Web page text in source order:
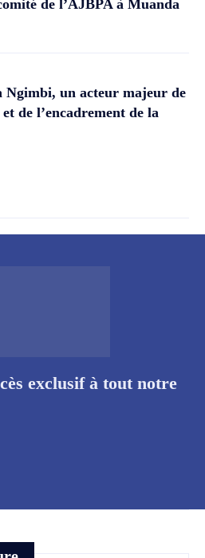
de l’AJBPA à Muanda
un acteur majeur de
de l’encadrement de la
exclusif à tout notre